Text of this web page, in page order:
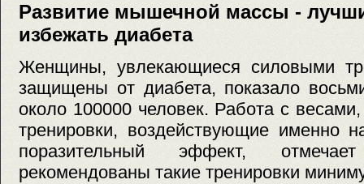
Развитие мышечной массы -
избежать диабета
Женщины, увлекающиеся силовыми
защищены от диабета, показало
около 100000 человек. Работа с
тренировки, воздействующие именно
поразительный эффект,
рекомендованы такие тренировки